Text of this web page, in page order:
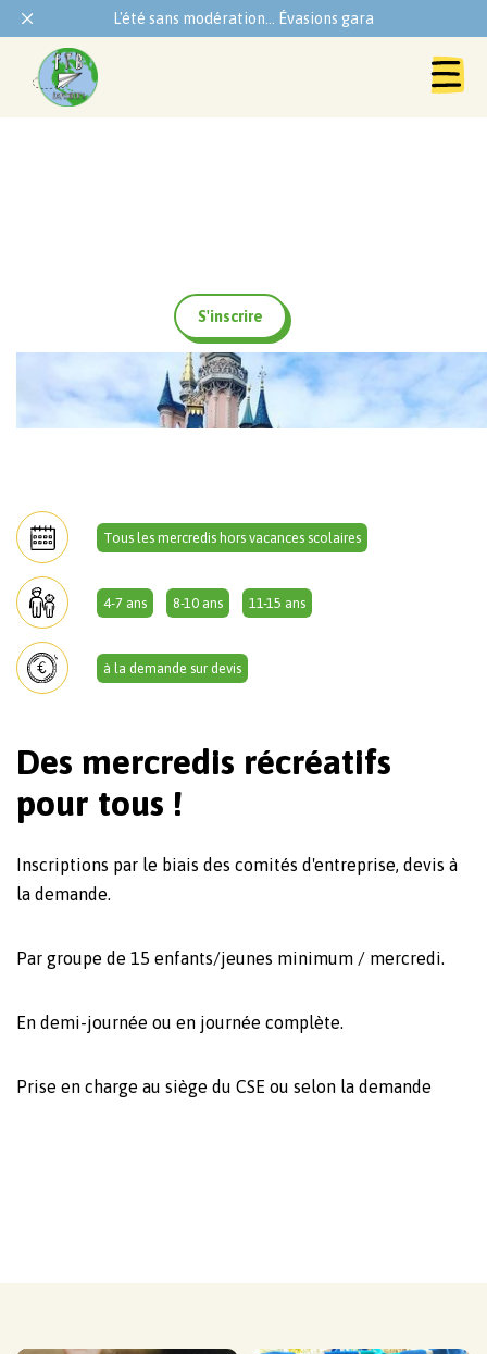
L'été sans modération... Évasions garanties !
S'inscrire
Tous les mercredis hors vacances scolaires
4-7 ans 8-10 ans 11-15 ans
à la demande sur devis
Des mercredis récréatifs
pour tous !
Inscriptions par le biais des comités d'entreprise, devis à
la demande.
Par groupe de 15 enfants/jeunes minimum / mercredi.
En demi-journée ou en journée complète.
Prise en charge au siège du CSE ou selon la demande